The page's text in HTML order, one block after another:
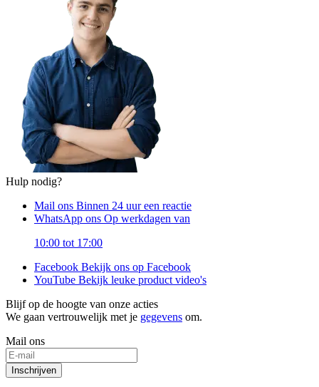
Hulp nodig?
Mail ons Binnen 24 uur een reactie
WhatsApp ons Op werkdagen van
10:00 tot 17:00
Facebook Bekijk ons op Facebook
YouTube Bekijk leuke product video's
Blijf op de hoogte van onze acties
We gaan vertrouwelijk met je gegevens om.
Mail ons
Inschrijven